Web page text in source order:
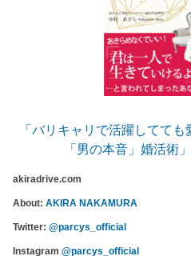
「バリキャリで活躍してて
「男の本音」婚活術
akiradrive.com
About:AKIRA NAKAMURA
Twitter:@parcys_official
Instagram@parcys_official